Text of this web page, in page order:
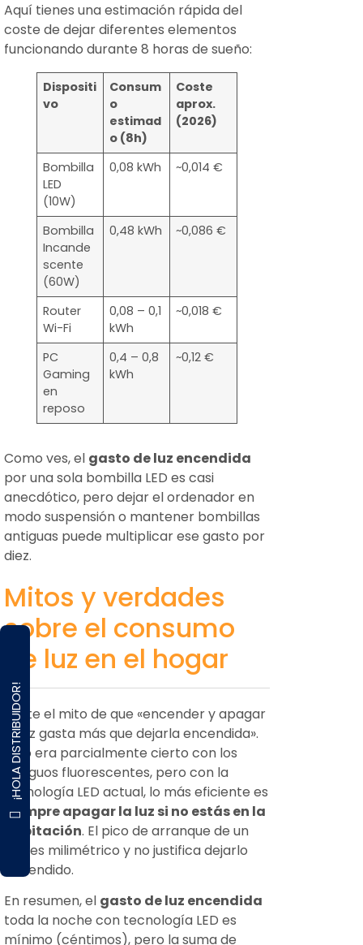
¡HOLA DISTRIBUIDOR!
Aquí tienes una estimación rápida del
coste de dejar diferentes elementos
funcionando durante 8 horas de sueño:
Dispositi
vo
Consum
o
estimad
o (8h)
Coste
aprox.
(2026)
Bombilla
LED
(10W)
0,08 kWh ~0,014 €
Bombilla
Incande
scente
(60W)
0,48 kWh ~0,086 €
Router
Wi-Fi
0,08 – 0,1
kWh
~0,018 €
PC
Gaming
en
reposo
0,4 – 0,8
kWh
~0,12 €
Como ves, el gasto de luz encendida
por una sola bombilla LED es casi
anecdótico, pero dejar el ordenador en
modo suspensión o mantener bombillas
antiguas puede multiplicar ese gasto por
diez.
Mitos y verdades
sobre el consumo
de luz en el hogar
Existe el mito de que «encender y apagar
la luz gasta más que dejarla encendida».
Esto era parcialmente cierto con los
antiguos fluorescentes, pero con la
tecnología LED actual, lo más eficiente es
siempre apagar la luz si no estás en la
habitación. El pico de arranque de un
LED es milimétrico y no justifica dejarlo
encendido.
En resumen, el gasto de luz encendida
toda la noche con tecnología LED es
mínimo (céntimos), pero la suma de